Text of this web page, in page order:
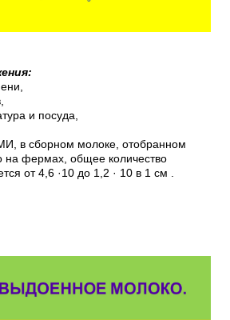
и посуда,
в сборном молоке, отобранном
на фермах, общее количество
от 4,6 ·10 до 1,2 · 10 в 1 см .